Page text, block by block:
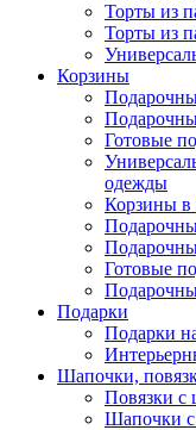
Торты из
Торты из
Корзины
Готовые
одежды
Корзины в
Готовые
Подарки
Подарки
Шапочки,
Повязки с
Шапочки с